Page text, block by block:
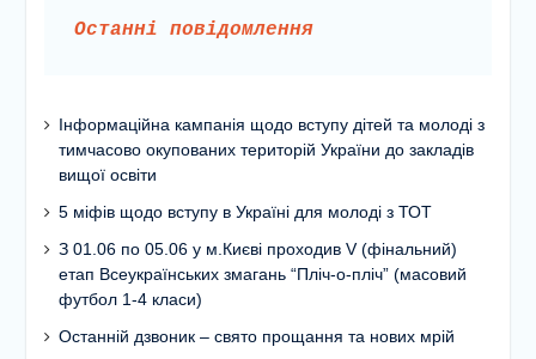
Останні повідомлення
Інформаційна кампанія щодо вступу дітей та молоді з
тимчасово окупованих територій України до закладів
вищої освіти
5 міфів щодо вступу в Україні для молоді з ТОТ
З 01.06 по 05.06 у м.Києві проходив V (фінальний)
етап Всеукраїнських змагань “Пліч-о-пліч” (масовий
футбол 1-4 класи)
Останній дзвоник – свято прощання та нових мрій